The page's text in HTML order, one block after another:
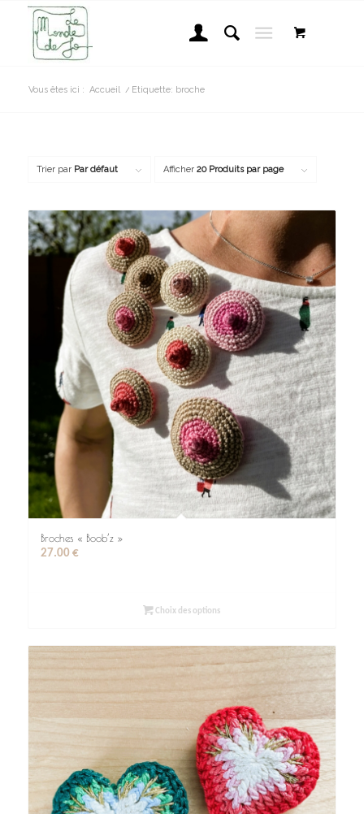
Vous êtes ici : Accueil / Etiquette: broche
Trier par Par défaut Afficher 20 Produits par page
Broches « Boob’z »
27.00 €
Choix des options